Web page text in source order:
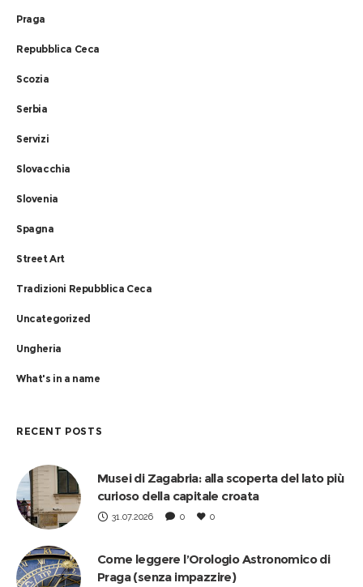
Praga
Repubblica Ceca
Scozia
Serbia
Servizi
Slovacchia
Slovenia
Spagna
Street Art
Tradizioni Repubblica Ceca
Uncategorized
Ungheria
What's in a name
RECENT POSTS
Musei di Zagabria: alla scoperta del lato più
curioso della capitale croata
31.07.2026 0 0
Come leggere l’Orologio Astronomico di
Praga (senza impazzire)